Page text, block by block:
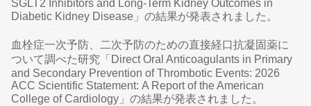
SGLT2 Inhibitors and Long-Term Kidney Outcomes in
Diabetic Kidney Disease」の結果が発表されました。
血栓症一次予防、二次予防のための直接経口抗凝固薬に
ついて調べた研究「Direct Oral Anticoagulants in Primary
and Secondary Prevention of Thrombotic Events: 2026
ACC Scientific Statement: A Report of the American
College of Cardiology」の結果が発表されました。